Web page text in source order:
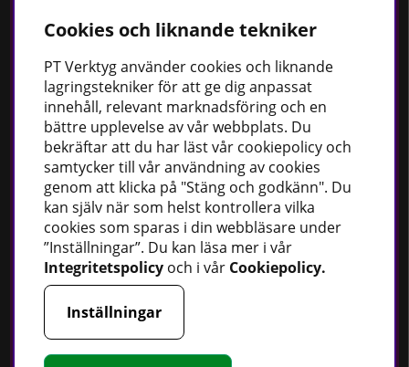
Håll dig uppdaterad
Nyheter
Guider
Facebook
Instagram
PT Verktyg AB
Stationsvägen 30
541 77 Skövde
Sverige
Telefon:0500 - 49 95 80
E-post:info@ptverktyg.se
Kontaktformulär
Cookies och liknande tekniker
PTVerktyg använder cookies och liknande
lagringstekniker för att ge dig anpassat
innehåll, relevant marknadsföring och en
bättre upplevelse av vår webbplats. Du
bekräftar att du har läst vår cookiepolicy och
samtycker till vår användning av cookies
genom att klicka på "Stäng och godkänn". Du
kan själv när som helst kontrollera vilka
cookies som sparas i din webbläsare under
”Inställningar”. Du kan läsa mer i vår
Integritetspolicy och i vår Cookiepolicy.
Inställningar